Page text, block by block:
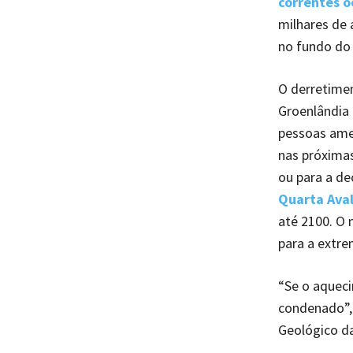
milhares de
no fundo do
O
pessoas
nas
ou para a
Quarta
até 2100. O
para a
“Se o
Geológico